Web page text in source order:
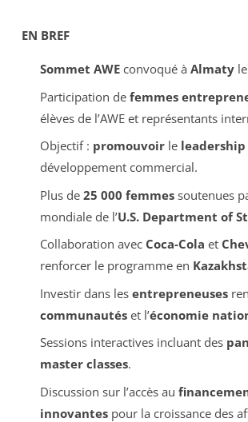
EN BREF
Sommet AWEconvoqué à Almatyle
Participation de femmes
élèves de l’AWE et représentants
Objectif : promouvoirle
développement commercial.
Plus de 25 000 femmessoutenues
mondiale de l’U.S. Department of
Collaboration avec Coca-Cola et
renforcer le programme en
Investir dans les entrepreneuses
communautéset l’économie
Sessions interactives incluant des
master classes.
Discussion sur l’accès au
innovantespour la croissance des